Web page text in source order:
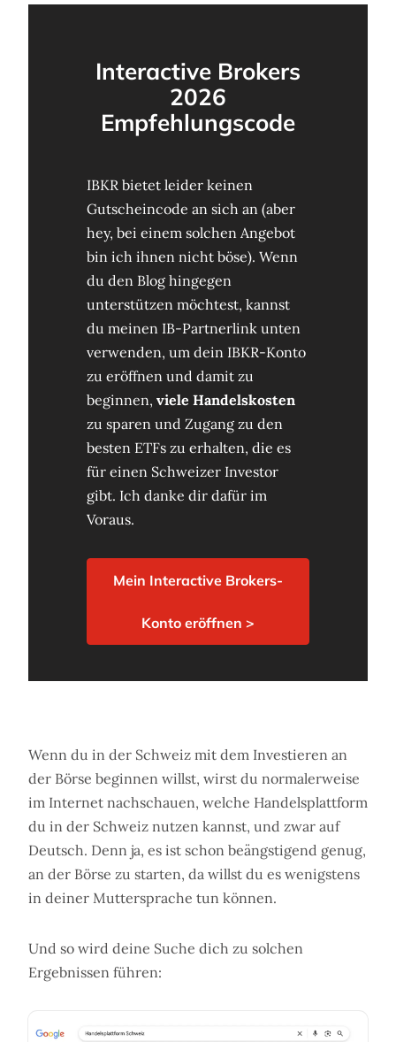
Interactive Brokers
2026
Empfehlungscode
IBKR bietet leider keinen
Gutscheincode an sich an (aber
hey, bei einem solchen Angebot
bin ich ihnen nicht böse). Wenn
du den Blog hingegen
unterstützen möchtest, kannst
du meinen IB-Partnerlink unten
verwenden, um dein IBKR-Konto
zu eröffnen und damit zu
beginnen, viele Handelskosten
zu sparen und Zugang zu den
besten ETFs zu erhalten, die es
für einen Schweizer Investor
gibt. Ich danke dir dafür im
Voraus.
Mein Interactive Brokers-
Konto eröffnen >
Wenn du in der Schweiz mit dem Investieren an
der Börse beginnen willst, wirst du normalerweise
im Internet nachschauen, welche Handelsplattform
du in der Schweiz nutzen kannst, und zwar auf
Deutsch. Denn ja, es ist schon beängstigend genug,
an der Börse zu starten, da willst du es wenigstens
in deiner Muttersprache tun können.
Und so wird deine Suche dich zu solchen
Ergebnissen führen: